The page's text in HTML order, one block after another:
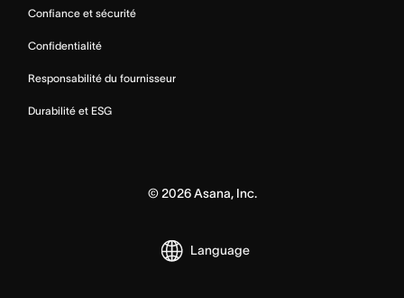
Confiance et sécurité
Confidentialité
Responsabilité du fournisseur
Durabilité et ESG
© 2026Asana, Inc.
Language